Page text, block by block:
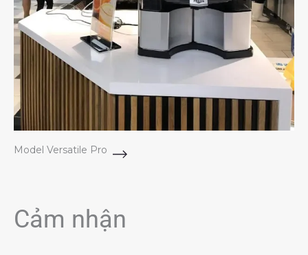
Model Versatile Pro
Cảm nhận